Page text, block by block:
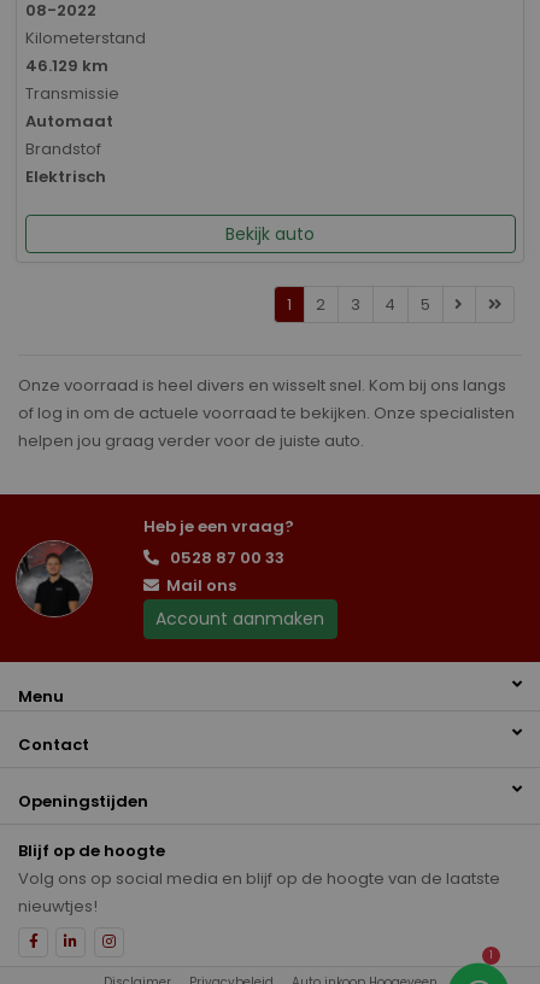
08-2022
Kilometerstand
46.129 km
Transmissie
Automaat
Brandstof
Elektrisch
Bekijk auto
1 2 3 4 5
Onze voorraad is heel divers en wisselt snel. Kom bij ons langs
of log in om de actuele voorraad te bekijken. Onze specialisten
helpen jou graag verder voor de juiste auto.
Heb je een vraag?
0528 87 00 33
Mail ons
Account aanmaken
Menu
Contact
Openingstijden
Blijf op de hoogte
Volg ons op social media en blijf op de hoogte van de laatste
nieuwtjes!
1